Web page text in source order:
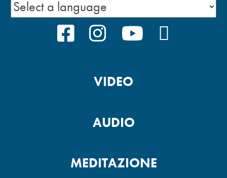
FACEBOOKINSTAGRAM
YOUTUBE
VIDEO
AUDIO
MEDITAZIONE